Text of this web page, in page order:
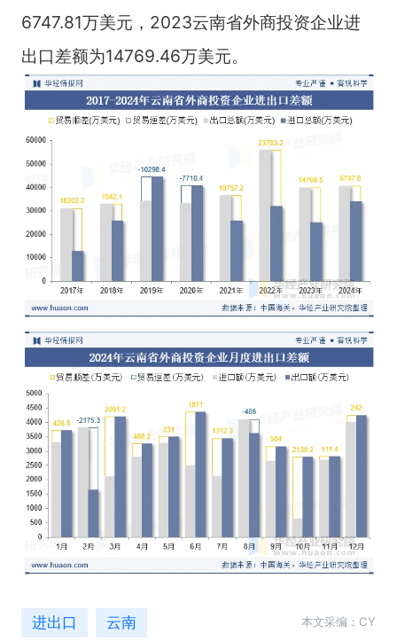
6747.81万美元，2023云南省外商投资企业进
出口差额为14769.46万美元。
进出口 云南 本文采编：CY